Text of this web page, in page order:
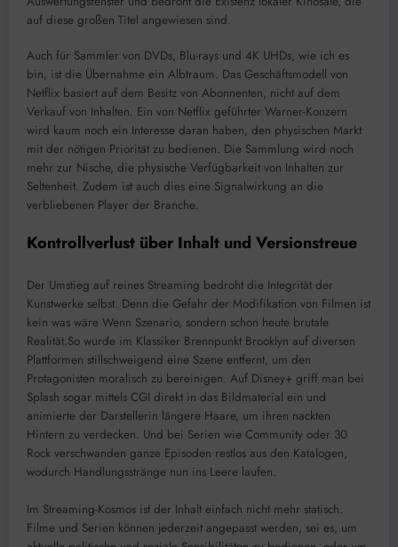
auf diese großen Titel angewiesen sind.
Auch für Sammler von DVDs, Blu-rays und 4K UHDs, wie ich es
bin, ist die Übernahme ein Albtraum. Das Geschäftsmodell von
Netflix basiert auf dem Besitz von Abonnenten, nicht auf dem
Verkauf von Inhalten. Ein von Netflix geführter Warner-Konzern
wird kaum noch ein Interesse daran haben, den physischen Markt
mit der nötigen Priorität zu bedienen. Die Sammlung wird noch
mehr zur Nische, die physische Verfügbarkeit von Inhalten zur
Seltenheit. Zudem ist auch dies eine Signalwirkung an die
verbliebenen Player der Branche.
Kontrollverlust über Inhalt und Versionstreue
Der Umstieg auf reines Streaming bedroht die Integrität der
Kunstwerke selbst. Denn die Gefahr der Modifikation von Filmen ist
kein was wäre Wenn Szenario, sondern schon heute brutale
Realität.So wurde im Klassiker Brennpunkt Brooklyn auf diversen
Plattformen stillschweigend eine Szene entfernt, um den
Protagonisten moralisch zu bereinigen. Auf Disney+ griff man bei
Splash sogar mittels CGI direkt in das Bildmaterial ein und
animierte der Darstellerin längere Haare, um ihren nackten
Hintern zu verdecken. Und bei Serien wie Community oder 30
Rock verschwanden ganze Episoden restlos aus den Katalogen,
wodurch Handlungsstränge nun ins Leere laufen.
Im Streaming-Kosmos ist der Inhalt einfach nicht mehr statisch.
Filme und Serien können jederzeit angepasst werden, sei es, um